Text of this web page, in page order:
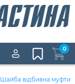
0
Шайба відбивна муфти